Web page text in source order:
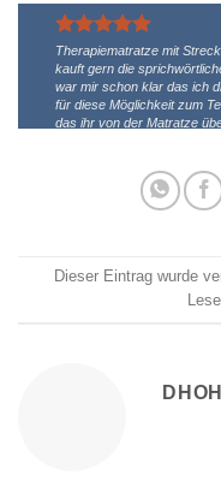
Therapiematratze mit
kauft gern die
war mir schon klar das ich
für diese Möglichkeit zum
das ihr von der Matratze
Simon - Deutschland
Dieser Eintrag wurde